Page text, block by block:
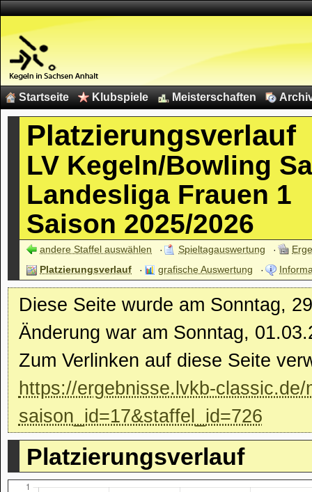
Startseite Klubspiele Meisterschaften
Platzierungsverlauf
LV Kegeln/Bowling
Landesliga Frauen 1
Saison 2025/2026
andere Staffel auswählen Spieltagauswertung
Platzierungsverlauf
grafische Auswertung
Diese Seite wurde am Sonntag,
Änderung war am Sonntag,
Zum Verlinken auf diese Seite
https://ergebnisse.lvkb-
saison_id=17&staffel_id=726
Platzierungsverlauf